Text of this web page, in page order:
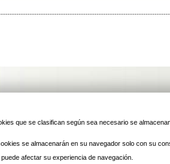
que se clasifican según sea necesario se
se almacenarán en su navegador solo con su
afectar su experiencia de navegación.